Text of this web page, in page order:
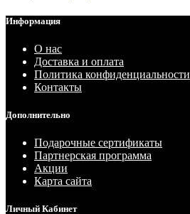
Информация
О нас
Доставка и оплата
Политика конфиденциальности
Контакты
Дополнительно
Подарочные сертификаты
Партнерская программа
Акции
Карта сайта
Личный Кабинет